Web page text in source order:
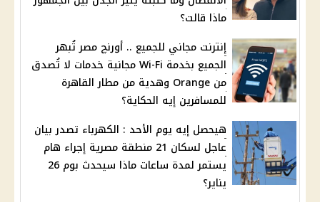
ماذا قالت؟
إنترنت مجاني للجميع .. أورنچ مصر تُبهر
الجميع بخدمة Wi-Fi مجانية خدمات لا تُصدق
من Orange وهدية من مطار القاهرة
للمسافرين إيه الحكاية؟
هيحصل إيه يوم الأحد : الكهرباء تصدر بيان
عاجل لسكان 21 منطقة مصرية إجراء هام
يستمر لمدة ساعات ماذا سيحدث بوم 26
يناير؟